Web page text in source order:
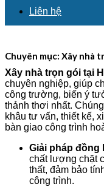
Liên hệ
Chuyên mục: Xây nhà
Xây nhà trọn gói tại
chuyên nghiệp, giúp
công trường, biến ý
thảnh thơi nhất.
khâu tư vấn, thiết kế,
bàn giao công trình
Giải pháp đồng
chất lượng chặt
thất, đảm bảo
công trình.